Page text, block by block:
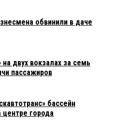
обвинили в даче
двух вокзалах за семь
пассажиров
бассейн
города